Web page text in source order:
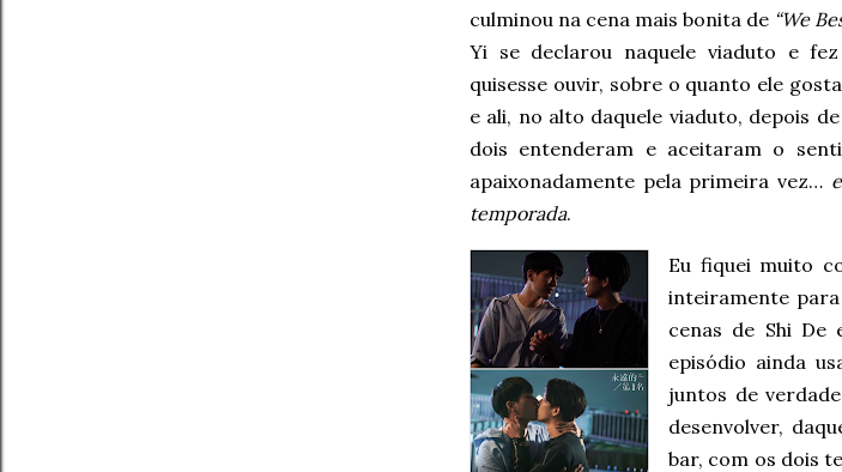
culminou na cena mais bonita de “We
Yi se declarou naquele viaduto e
quisesse ouvir, sobre o quanto ele
e ali, no alto daquele viaduto, depois
dois entenderam e aceitaram o
apaixonadamente pela primeira vez…
temporada.
Eu fiquei muito
inteiramente
cenas de Shi De
episódio ainda
juntos de verdade
desenvolver,
bar, com os dois